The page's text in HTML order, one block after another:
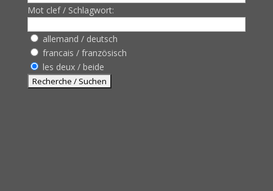
Mot clef / Schlagwort:
allemand / deutsch
francais / französisch
les deux / beide